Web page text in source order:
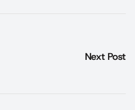
Next Post